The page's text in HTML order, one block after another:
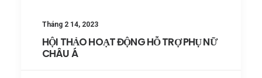
Tháng 2 14, 2023
HỘI THẢO HOẠT ĐỘNG HỖ TRỢ PHỤ NỮ
CHÂU Á